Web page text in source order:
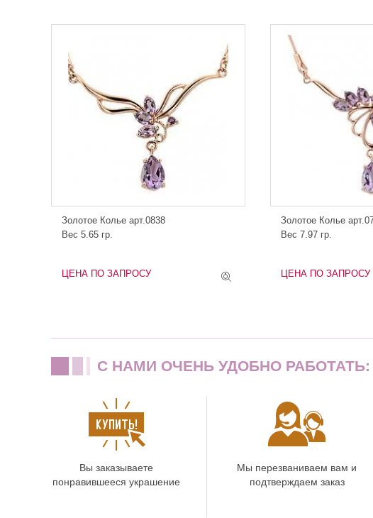
Золотое Колье арт.0838
Вес 5.65 гр.
ЦЕНА ПО ЗАПРОСУ
Золотое Колье
Вес 7.97 гр.
ЦЕНА ПО ЗАПРОСУ
C НАМИ ОЧЕНЬ УДОБНО РАБОТАТЬ:
Вы заказываете
понравившееся украшение
Мы перезваниваем вам и
подтверждаем заказ